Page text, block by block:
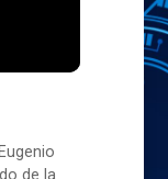
de la